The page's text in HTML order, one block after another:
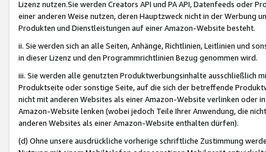
Lizenz nutzen.Sie werden Creators API und PA API, Datenfeeds oder
einer anderen Weise nutzen, deren Hauptzweck nicht in der Werbung
Produkten und Dienstleistungen auf einer Amazon-Website besteht.
ii. Sie werden sich an alle Seiten, Anhänge, Richtlinien, Leitlinien und
in dieser Lizenz und den Programmrichtlinien Bezug genommen wird.
iii. Sie werden alle genutzten Produktwerbungsinhalte ausschließlich
Produktseite oder sonstige Seite, auf die sich der betreffende
nicht mit anderen Websites als einer Amazon-Website verlinken oder
Amazon-Website lenken (wobei jedoch Teile Ihrer Anwendung, die
anderen Websites als einer Amazon-Website enthalten dürfen).
(d) Ohne unsere ausdrückliche vorherige schriftliche Zustimmung